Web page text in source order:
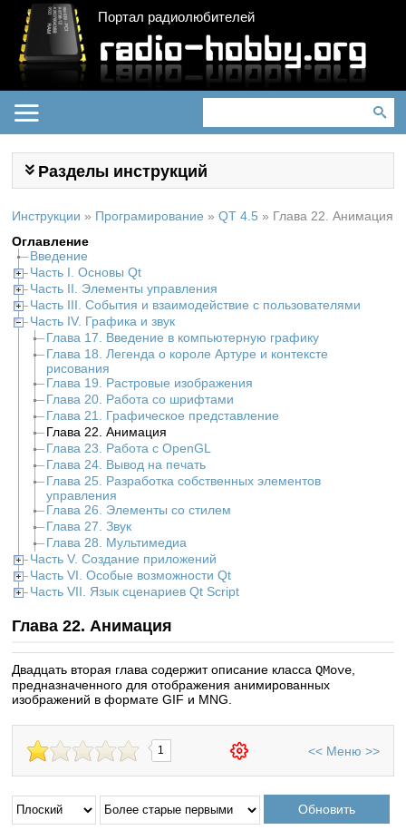
Портал радиолюбителей
Разделы инструкций
Инструкции » Програмирование » QT 4.5 » Глава 22. Анимация
Оглавление
Введение
Часть I. Основы Qt
Часть II. Элементы управления
Часть III. События и взаимодействие с пользователями
Часть IV. Графика и звук
Глава 17. Введение в компьютерную графику
Глава 18. Легенда о короле Артуре и контексте
рисования
Глава 19. Растровые изображения
Глава 20. Работа со шрифтами
Глава 21. Графическое представление
Глава 22. Анимация
Глава 23. Работа с OpenGL
Глава 24. Вывод на печать
Глава 25. Разработка собственных элементов
управления
Глава 26. Элементы со стилем
Глава 27. Звук
Глава 28. Мультимедиа
Часть V. Создание приложений
Часть VI. Особые возможности Qt
Часть VII. Язык сценариев Qt Script
Глава 22. Анимация
Двадцать вторая глава содержит описание классаQMove
предназначенного для отображения анимированных
изображений в формате GIF и MNG.
1 << Меню >>